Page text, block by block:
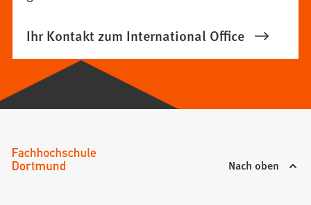
Ihr Kontakt zum International Office
Nach oben